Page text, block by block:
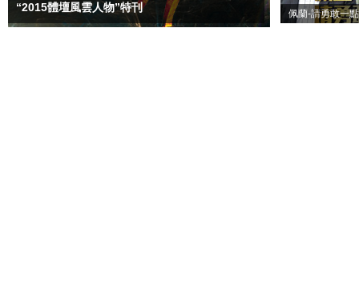
“2015體壇風雲人物”特刊 佩蘭-請勇敢一點